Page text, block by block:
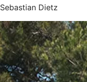
Sebastian Dietz